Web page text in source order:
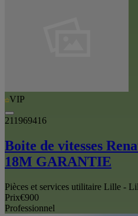
VIP
211969416
Boite de vitesses
18M GARANTIE
Pièces et services utilitaire Lille -
Prix€900
Professionnel